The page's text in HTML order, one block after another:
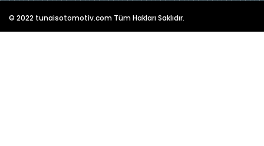
© 2022 tunaisotomotiv.com Tüm Hakları Saklıdır.